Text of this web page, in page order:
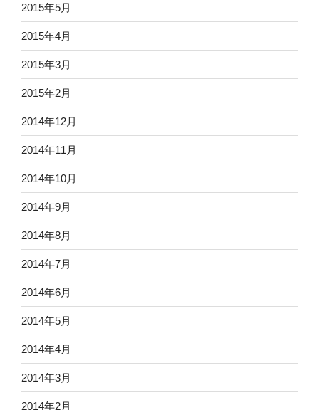
2015年5月
2015年4月
2015年3月
2015年2月
2014年12月
2014年11月
2014年10月
2014年9月
2014年8月
2014年7月
2014年6月
2014年5月
2014年4月
2014年3月
2014年2月